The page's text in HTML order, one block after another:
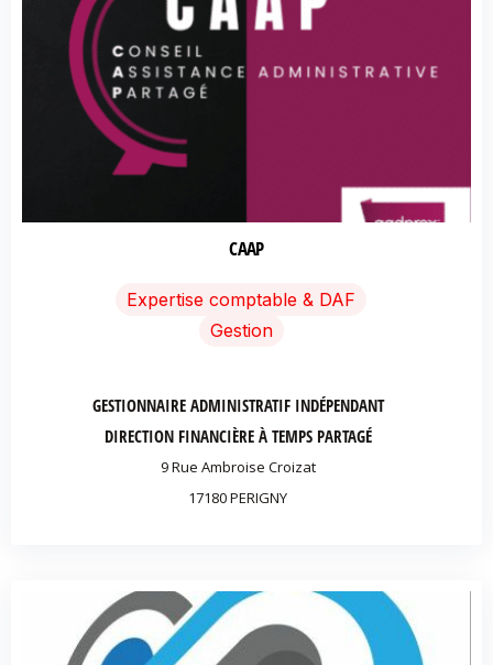
CAAP
Expertise comptable & DAF
Gestion
GESTIONNAIRE ADMINISTRATIF INDÉPENDANT
DIRECTION FINANCIÈRE À TEMPS PARTAGÉ
9 Rue Ambroise Croizat
17180 PERIGNY